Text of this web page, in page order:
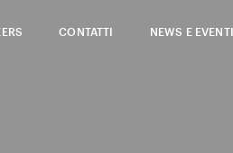
CONTATTI NEWS E EVENTI